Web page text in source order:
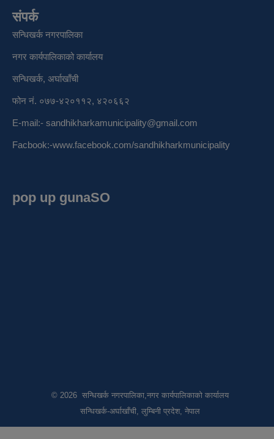
संपर्क
सन्धिखर्क नगरपालिका
नगर कार्यपालिकाको कार्यालय
सन्धिखर्क, अर्घाखाँची
फोन नं. ०७७-४२०११२, ४२०६६२
E-mail:- sandhikharkamunicipality@gmail.com
Facbook:-www.facebook.com/sandhikharkmunicipality
pop up gunaSO
© 2026 सन्धिखर्क नगरपालिका,नगर कार्यपालिकाको कार्यालय
सन्धिखर्क-अर्घाखाँची, लुम्बिनी प्रदेश, नेपाल